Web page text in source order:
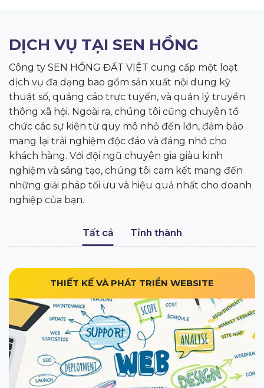
DỊCH VỤ TẠI SEN HỒNG
Công ty SEN HỒNG ĐẤT VIỆT cung cấp một loạt
dịch vụ đa dạng bao gồm sản xuất nội dung kỹ
thuật số, quảng cáo trực tuyến, và quản lý truyền
thông xã hội. Ngoài ra, chúng tôi cũng chuyên tổ
chức các sự kiện từ quy mô nhỏ đến lớn, đảm bảo
mang lại trải nghiệm độc đáo và đáng nhớ cho
khách hàng. Với đội ngũ chuyên gia giàu kinh
nghiệm và sáng tạo, chúng tôi cam kết mang đến
những giải pháp tối ưu và hiệu quả nhất cho doanh
nghiệp của bạn.
Tất cả Tỉnh thành
THIẾT KẾ VÀ PHÁT TRIỂN WEBSITE